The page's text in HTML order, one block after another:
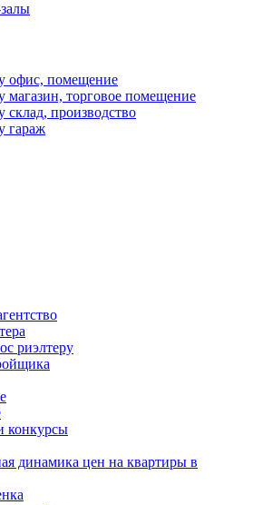
офис, помещение
магазин, торговое помещение
склад, производство
гараж
риэлтеру
конкурсы
динамика цен на квартиры в